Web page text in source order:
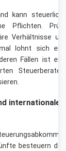
kann
Pflichten.
Verhältnisse
lohnt sich
Fällen ist
internationale
besteuern